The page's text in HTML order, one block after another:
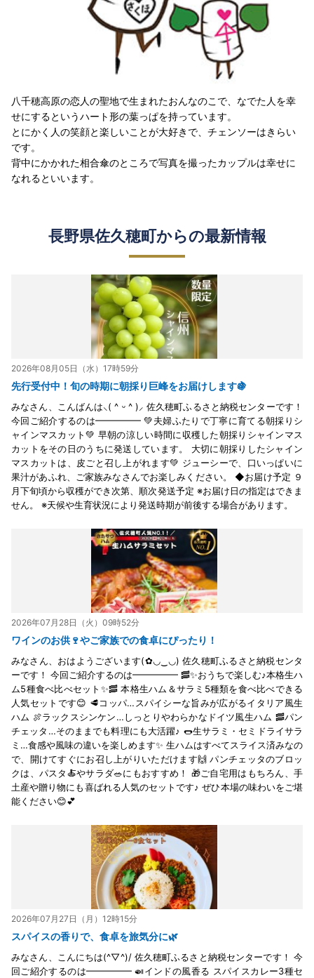
八千穂高原の恋人の聖地で生まれたおんなのこで、なでた人を幸
せにするというハート形の葉っぱを持っています。
とにかく人の笑顔と楽しいことが大好きで、チェンソーはきらい
です。
背中にかかれた相合傘のところで写真を撮ったカップルは幸せに
なれるといいます。
長野県佐久穂町からの最新情報
2026年08月05日（水）17時59分
先行受付中！旬の時期に朝採り巨峰をお届けします🍇
みなさん、こんばんは⸜( ^ ᵕ ^ )⸝ 佐久穂町ふるさと納税センターです！
今回ご紹介するのは━━━━━ 💚夫婦ふたりで丁寧に育てる朝採りシ
ャインマスカット💚 早朝の涼しい時間に収穫した朝採りシャインマス
カットをその日のうちに発送しています。 大切に朝採りしたシャイン
マスカットは、皮ごと召し上がれます💚 ジューシーで、口いっぱいに
果汁があふれ、ご家族みなさんでお楽しみください。 ◆お届け予定 ９
月下旬頃から収穫ができ次第、順次発送予定 ※お届け日の指定はできま
せん。 ※天候や生育状況により発送時期が前後する場合があります。
2026年07月28日（火）09時52分
ワインのお供🍷やご家族での食卓にぴったり！
みなさん、おはようございます(✿◡‿◡) 佐久穂町ふるさと納税センタ
ーです！ 今回ご紹介するのは━━━━━ 🥓✨おうちで楽しむ♪本格生ハ
ム5種食べ比べセット✨🥓 本格生ハム＆サラミ5種類を食べ比べできる
人気セットです😊 🥩コッパ…スパイシーな旨みが広がるイタリア風生
ハム 🍖ラックスシンケン…しっとりやわらかなドイツ風生ハム 🥓パン
チェッタ…そのままでも料理にも大活躍♪ 🌭生サラミ・セミドライサラ
ミ…食感や風味の違いを楽しめます✨ 生ハムはすべてスライス済みなの
で、開けてすぐにお召し上がりいただけます🙌 パンチェッタのブロッ
クは、パスタ🍝やサラダ🥗にもおすすめ！ 🎁ご自宅用はもちろん、手
土産や贈り物にも喜ばれる人気のセットです♪ ぜひ本場の味わいをご堪
能ください😊💕
2026年07月27日（月）12時15分
スパイスの香りで、食卓を旅気分に🌿
みなさん、こんにちは(^▽^)/ 佐久穂町ふるさと納税センターです！ 今
回ご紹介するのは━━━━━ 🍛インドの風香る スパイスカレー3種セ